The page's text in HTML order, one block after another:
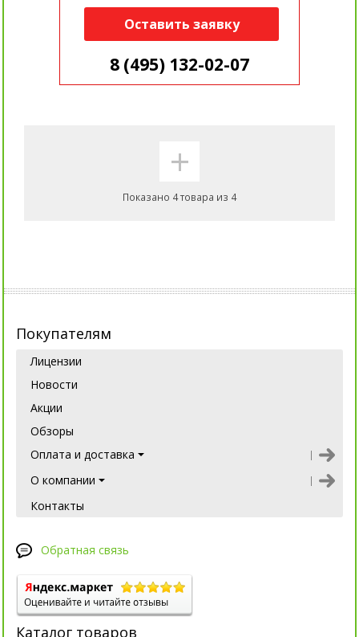
Оставить заявку
8 (495) 132-02-07
+
Показано 4 товара из 4
Покупателям
Лицензии
Новости
Акции
Обзоры
Оплата и доставка
О компании
Контакты
Обратная связь
Каталог товаров